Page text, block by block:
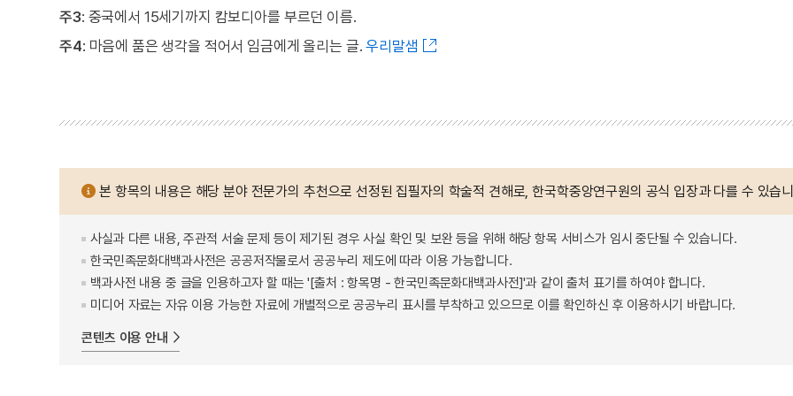
주3: 중국에서 15세기까지 캄보디아를 부르던 이름.
주4: 마음에 품은 생각을 적어서 임금에게 올리는 글.우리말샘
본 항목의 내용은 해당 분야 전문가의 추천으로 선정된 집필자의 학술적 견해로, 한국학중앙연구원의 공식 입장과 다를 수 있습
사실과 다른 내용, 주관적 서술 문제 등이 제기된 경우 사실 확인 및 보완 등을 위해 해당 항목 서비스가 임시 중단될 수 있습니다.
한국민족문화대백과사전은 공공저작물로서 공공누리 제도에 따라 이용 가능합니다.
백과사전 내용 중 글을 인용하고자 할 때는 '[출처 : 항목명 - 한국민족문화대백과사전]'과 같이 출처 표기를 하여야 합니다.
미디어 자료는 자유 이용 가능한 자료에 개별적으로 공공누리 표시를 부착하고 있으므로 이를 확인하신 후 이용하시기 바랍니다.
콘텐츠 이용 안내